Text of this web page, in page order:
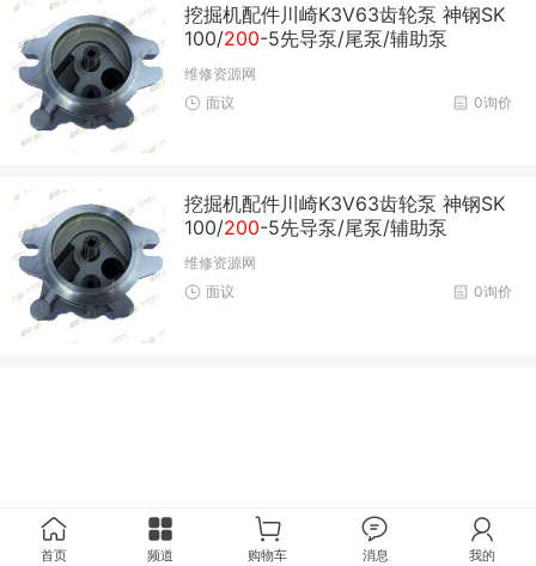
挖掘机配件川崎K3V63齿轮泵 神钢SK
100/200-5先导泵/尾泵/辅助泵
维修资源网
0询价
面议
挖掘机配件川崎K3V63齿轮泵 神钢SK
100/200-5先导泵/尾泵/辅助泵
维修资源网
0询价
面议
首页 频道 购物车 消息 我的